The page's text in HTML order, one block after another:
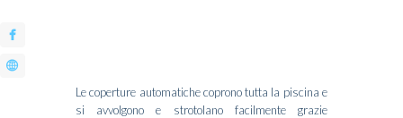
Le coperture automatiche coprono tutta la piscina e
si avvolgono e strotolano facilmente grazie